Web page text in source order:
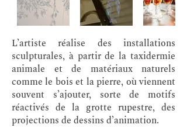
L’artiste réalise des installations
sculpturales, à partir de la taxidermie
animale et de matériaux naturels
comme le bois et la pierre, où viennent
souvent s’ajouter, sorte de motifs
réactivés de la grotte rupestre, des
projections de dessins d’animation.